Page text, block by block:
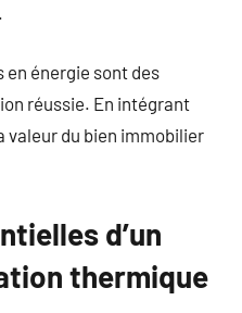
en énergie sont des
réussie. En intégrant
valeur du bien immobilier
d’un
thermique